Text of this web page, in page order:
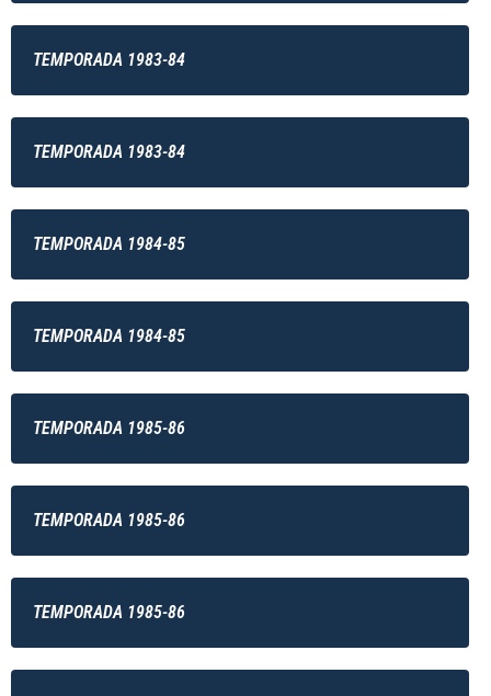
TEMPORADA 1983-84
TEMPORADA 1983-84
TEMPORADA 1984-85
TEMPORADA 1984-85
TEMPORADA 1985-86
TEMPORADA 1985-86
TEMPORADA 1985-86